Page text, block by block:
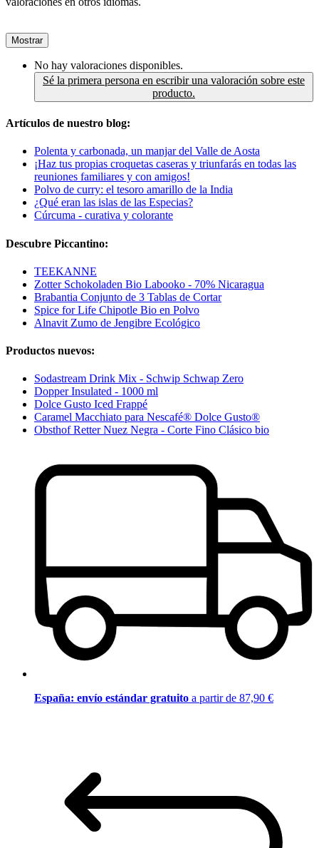
Mostrar
No hay valoraciones disponibles.
Sé la primera persona en escribir una valoración sobre este
producto.
Artículos de nuestro blog:
Polenta y carbonada, un manjar del Valle de Aosta
¡Haz tus propias croquetas caseras y triunfarás en todas las
reuniones familiares y con amigos!
Polvo de curry: el tesoro amarillo de la India
¿Qué eran las islas de las Especias?
Cúrcuma - curativa y colorante
Descubre Piccantino:
TEEKANNE
Zotter Schokoladen Bio Labooko - 70% Nicaragua
Brabantia Conjunto de 3 Tablas de Cortar
Spice for Life Chipotle Bio en Polvo
Alnavit Zumo de Jengibre Ecológico
Productos nuevos:
Sodastream Drink Mix - Schwip Schwap Zero
Dopper Insulated - 1000 ml
Dolce Gusto Iced Frappé
Caramel Macchiato para Nescafé® Dolce Gusto®
Obsthof Retter Nuez Negra - Corte Fino Clásico bio
España: envío estándar gratuito a partir de 87,90 €